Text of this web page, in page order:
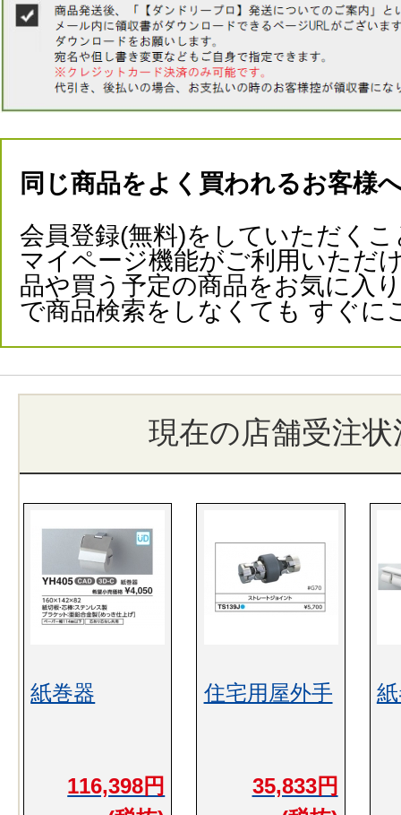
同じ商品をよく買われるお客様
会員登録(無料)をしていただくこ
マイページ機能がご利用いただ
品や買う予定の商品をお気に入
で商品検索をしなくても すぐに
現在の店舗受注状
紙巻器
116,398円
住宅用屋外手
35,833円